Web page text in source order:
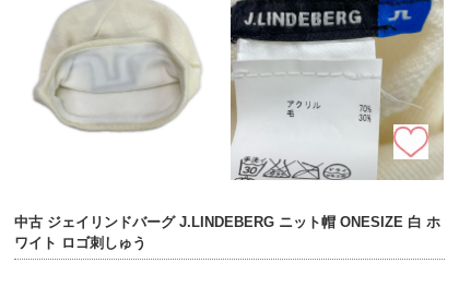
中古 ジェイリンドバーグ J.LINDEBERG ニット帽 ONESIZE 白 ホ
ワイト ロゴ刺しゅう